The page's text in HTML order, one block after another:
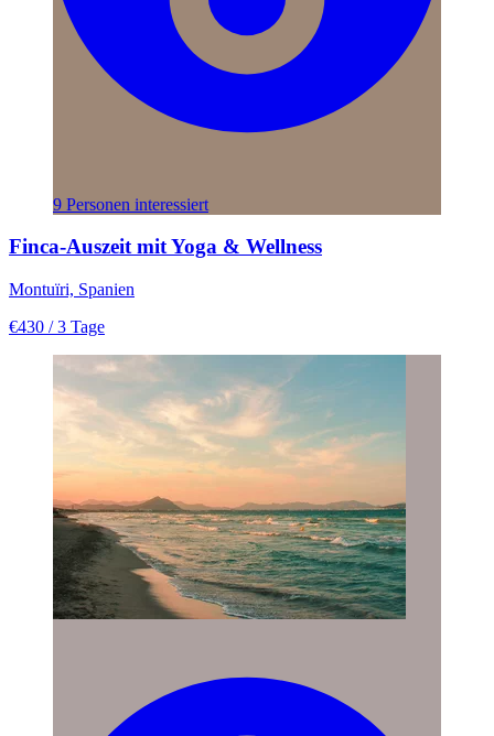
9 Personen interessiert
Finca-Auszeit mit Yoga & Wellness
Montuïri, Spanien
€430 / 3 Tage